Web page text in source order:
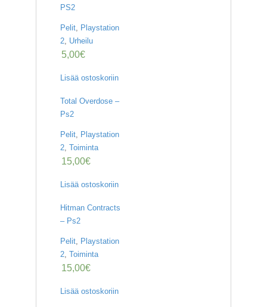
PS2
Pelit, Playstation
2, Urheilu
5,00€
Lisää ostoskoriin
Total Overdose –
Ps2
Pelit, Playstation
2, Toiminta
15,00€
Lisää ostoskoriin
Hitman Contracts
– Ps2
Pelit, Playstation
2, Toiminta
15,00€
Lisää ostoskoriin